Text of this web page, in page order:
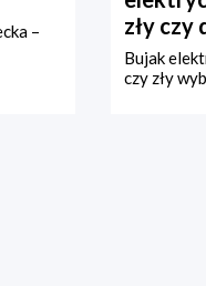
–
zły czy
Bujak
czy zły